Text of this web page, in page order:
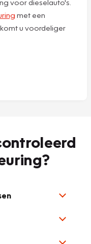
voor dieselauto's.
met een
komt u voordeliger